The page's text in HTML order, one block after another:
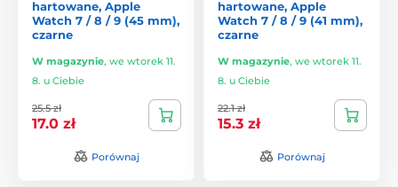
hartowane, Apple
Watch 7 / 8 / 9 (45 mm),
czarne
W magazynie, we wtorek 11.
8. u Ciebie
25.5 zł
17.0 zł
Porównaj
hartowane, Apple
Watch 7 / 8 / 9 (41 mm),
czarne
W magazynie, we wtorek 11.
8. u Ciebie
22.1 zł
15.3 zł
Porównaj